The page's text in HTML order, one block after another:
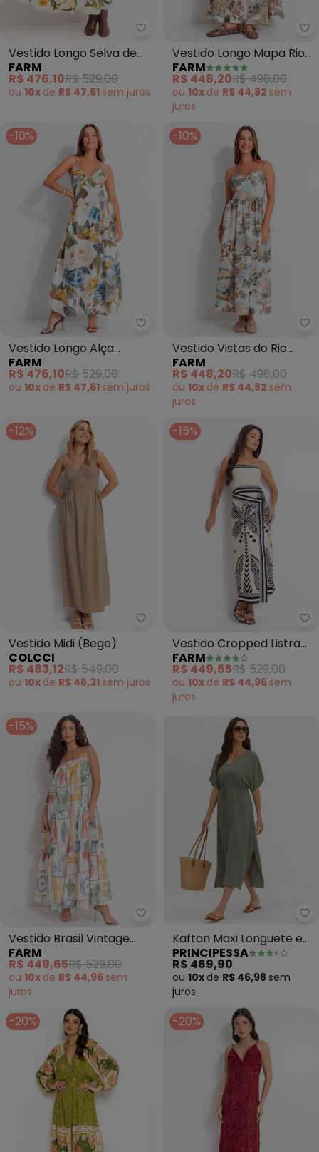
Farm - Vestido Longo Selva de
Vestido Longo Selva de
Flor (Bege)
FARM
R$ 476,10R$ 529,00
ou 10x de R$ 47,61 sem juros
Vestido Longo Mapa Rio
(Bege)
FARM
R$ 448,20R$ 498,00
ou 10x de R$ 44,82 sem
juros
-10%
Farm - Vestido Longo Alça
Vestido Longo Alça
Jardim Guabara (Off
White)
FARM
R$ 476,10R$ 529,00
ou 10x de R$ 47,61 sem juros
-10%
Vestido Vistas do Rio
(Bege)
FARM
R$ 448,20R$ 498,00
ou 10x de R$ 44,82 sem
juros
-12%
Colcci - Vestido Midi (Bege)
Vestido Midi (Bege)
COLCCI
R$ 483,12R$ 549,00
ou 10x de R$ 48,31 sem juros
-15%
Vestido Cropped Listra
Tropical (Bege)
FARM
R$ 449,65R$ 529,00
ou 10x de R$ 44,96 sem
juros
-15%
Farm - Vestido Brasil Vintage
Vestido Brasil Vintage
(Bege)
FARM
R$ 449,65R$ 529,00
ou 10x de R$ 44,96 sem
juros
Kaftan Maxi Longuete em
Crepe Pilar (Verde Oliva)
PRINCIPESSA
R$ 469,90
ou 10x de R$ 46,98 sem
juros
-20% -20%